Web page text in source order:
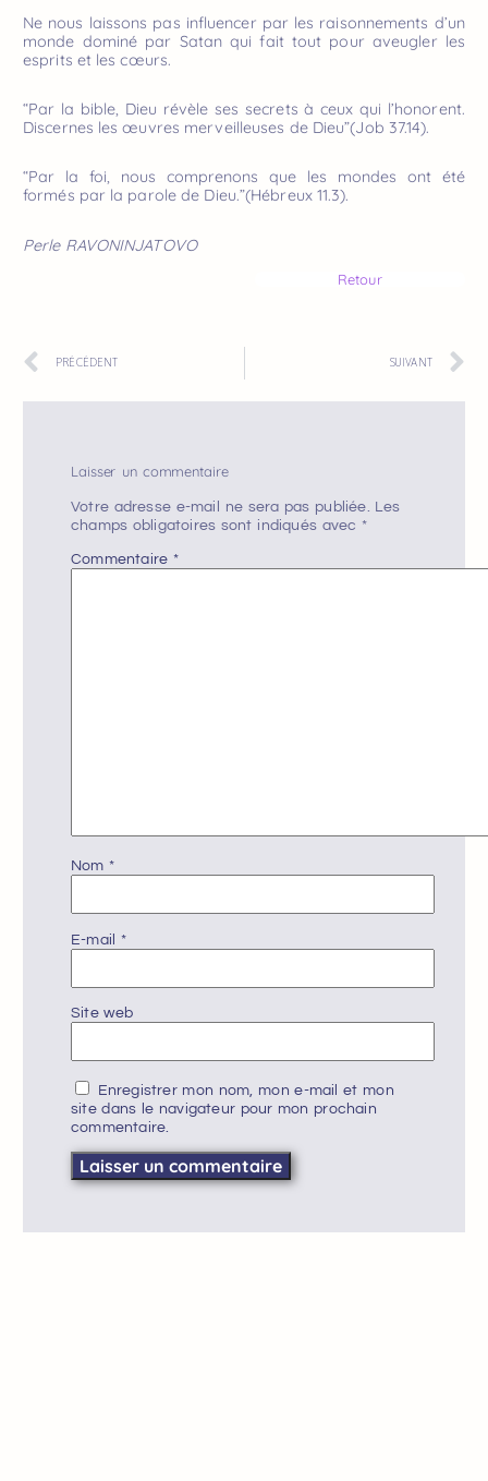
Ne nous laissons pas influencer par les raisonnements d’un
monde dominé par Satan qui fait tout pour aveugler les
esprits et les cœurs.
“Par la bible, Dieu révèle ses secrets à ceux qui l’honorent.
Discernes les œuvres merveilleuses de Dieu”(Job 37.14).
“Par la foi, nous comprenons que les mondes ont été
formés par la parole de Dieu.”(Hébreux 11.3).
Perle RAVONINJATOVO
Retour
PRÉCÉDENT SUIVANT
Laisser un commentaire
Votre adresse e-mail ne sera pas publiée. Les
champs obligatoires sont indiqués avec *
Commentaire *
Nom*
E-mail *
Site web
Enregistrer mon nom, mon e-mail et mon
site dans le navigateur pour mon prochain
commentaire.